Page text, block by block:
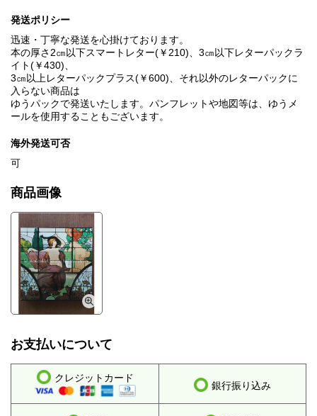
発送ポリシー
迅速・丁寧な発送を心掛けております。
本の厚さ2㎝以下スマートレター(￥210)、3㎝以下レターパックラ
イト(￥430)、
3㎝以上レターパックプラス(￥600)、それ以外のレターパックに
入らない商品は
ゆうパックで発送いたします。パンフレットや地図等は、ゆうメ
ールを使用することもございます。
海外発送可否
可
商品画像
お支払いについて
クレジットカード
銀行振り込み